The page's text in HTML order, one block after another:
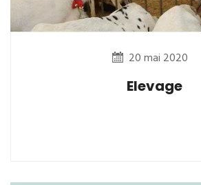
20 mai 2020
Elevage